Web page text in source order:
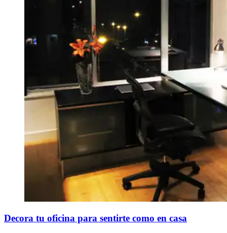
Decora tu oficina para sentirte como en casa